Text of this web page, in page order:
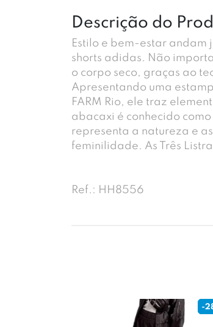
Descrição do
Estilo e bem-estar andam
shorts adidas. Não
o corpo seco, graças ao
Apresentando uma
FARM Rio, ele traz
abacaxi é conhecido
representa a natureza e
feminilidade. As Três
Ref.: HH8556
-